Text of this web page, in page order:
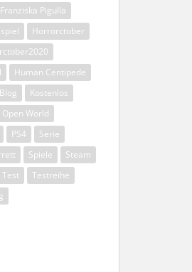
Franziska Pigulla
Horrorctober
Human Centipede
Kostenlos
Open World
PS4
Serie
Spiele
Steam
Test
Testreihe